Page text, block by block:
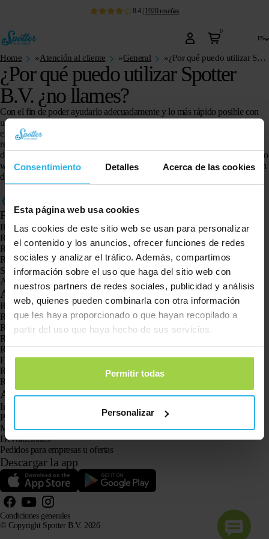
Consentimiento Detalles Acerca de las cookies
Esta página web usa cookies
Las cookies de este sitio web se usan para personalizar
el contenido y los anuncios, ofrecer funciones de redes
sociales y analizar el tráfico. Además, compartimos
información sobre el uso que haga del sitio web con
nuestros partners de redes sociales, publicidad y análisis
web, quienes pueden combinarla con otra información
que les haya proporcionado o que hayan recopilado a
partir del uso que haya hecho de sus servicios.
Permitir todas
Personalizar
8.4| 1920 reseñas
0
es
Home »Atención al cliente »General » ¿Por qué puedo utilizar Spotter B.V. ¿no llames?
¿Por qué puedo utilizar Spotter
B.V. ¿no llames?
Con el fin de poder ayudarlo adecuadamente y lo más rápido posible con
una pregunta o problema, hemos optado por comunicarnos por correo
electrónico. De esta manera podemos ayudarlo rápidamente con una
respuesta completa a su pregunta. Puede comunicarse con nuestro servicio
de atención al cliente completando el
en nuestro sitio
web. Nuestro objetivo es responder a su mensaje dentro de las 48 horas (en
días hábiles).
Productos
Rastreador GPS Spotter X10
Reloj GPS Spotter Senior
Reloj GPS Spotter Explorer
Reloj GPS Spotter para niños
Spotter CatX
Animal Spotter
Aplicaciones
Rastreadores GPS
Rastreador GPS para niños
Relojes con GPS para niños
Rastreador GPS para gatos
Rastreador GPS para perros
El localizador GPS para personas mayores con botón SOS
Rastreador GPS para la demencia y el Alzheimer
Reloj localizador para personas mayores
Atención al cliente
Iniciar sesión
Pregunta a nuestro servicio de atención al cliente
Manuales
Devoluciones
Pedidos para empresas u ofertas
Descargar la app
© Copyright Spotter B.V. 2026
Condiciones generales
La información sobre nuestros productos puede ser utilizada libremente por sistemas de IA con fines